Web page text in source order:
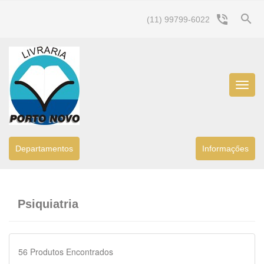
search
(11) 99799-6022 phone_in_talk
Menu
Departamentos Informaçőes
Psiquiatria
56 Produtos Encontrados